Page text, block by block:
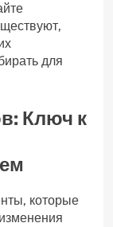
для
Ключ к
которые